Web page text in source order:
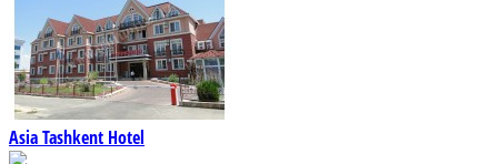
Asia Tashkent Hotel